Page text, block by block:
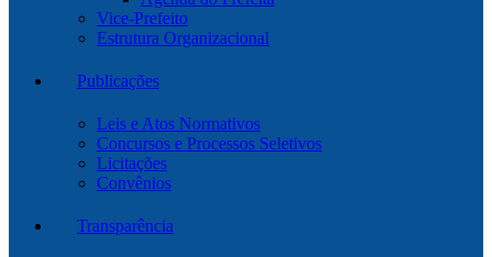
Vice-Prefeito
Estrutura Organizacional
Publicações
Leis e Atos Normativos
Concursos e Processos Seletivos
Licitações
Convênios
Transparência